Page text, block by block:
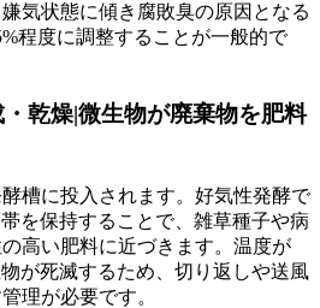
気状態に傾き腐敗臭の原因となる
程度に調整することが一般的で
乾燥|微生物が廃棄物を肥料
槽に投入されます。好気性発酵で
を保持することで、雑草種子や病
高い肥料に近づきます。温度が
が死滅するため、切り返しや送風
理が必要です。